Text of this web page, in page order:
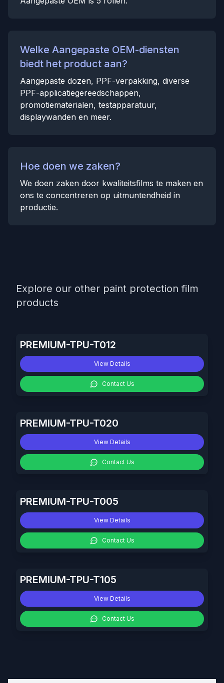
Welke Aangepaste OEM-diensten
biedt het product aan?
Aangepaste dozen, PPF-verpakking, diverse
PPF-applicatiegereedschappen,
promotiematerialen, testapparatuur,
displaywanden en meer.
Hoe doen we zaken?
We doen zaken door kwaliteitsfilms te maken en
ons te concentreren op uitmuntendheid in
productie.
Explore our other paint protection film
products
PREMIUM-TPU-T012
View Details
Contact Us
PREMIUM-TPU-T020
View Details
Contact Us
PREMIUM-TPU-T005
View Details
Contact Us
PREMIUM-TPU-T105
View Details
Contact Us